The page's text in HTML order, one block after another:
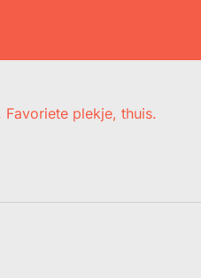
Favoriete plekje, thuis.